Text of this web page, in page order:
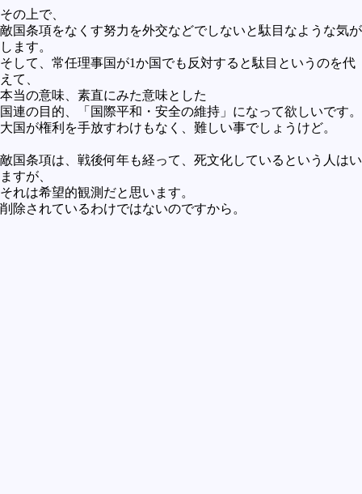
その上で、
敵国条項をなくす努力を外交などでしないと駄目なような気が
します。
そして、常任理事国が1か国でも反対すると駄目というのを代
えて、
本当の意味、素直にみた意味とした
国連の目的、「国際平和・安全の維持」になって欲しいです。
大国が権利を手放すわけもなく、難しい事でしょうけど。
敵国条項は、戦後何年も経って、死文化しているという人はい
ますが、
それは希望的観測だと思います。
削除されているわけではないのですから。